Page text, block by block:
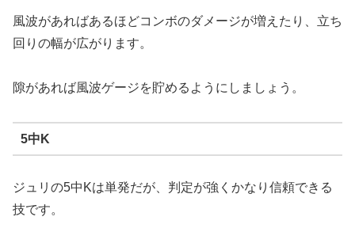
風波があればあるほどコンボのダメージが増えたり、立ち
回りの幅が広がります。
隙があれば風波ゲージを貯めるようにしましょう。
5中K
ジュリの5中Kは単発だが、判定が強くかなり信頼できる
技です。